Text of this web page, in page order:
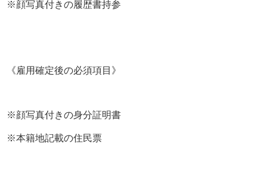
■お給料
LINEでのお問い合わせも受け付けております!!
お気軽にご連絡ください<script src="chrome-extension://hh
ojmcideegachlhfgfdhailpfhgknjm/web_accessible_resource
s/index.js" type="text/javascript"></script>
※顔写真付きの履歴書持参
《雇用確定後の必須項目》
※顔写真付きの身分証明書
※本籍地記載の住民票